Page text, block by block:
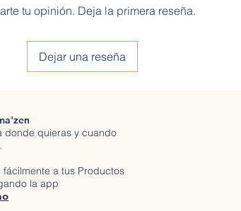
tu opinión. Deja la primera reseña.
Dejar una reseña
donde quieras y cuando
a tus Productos
la app